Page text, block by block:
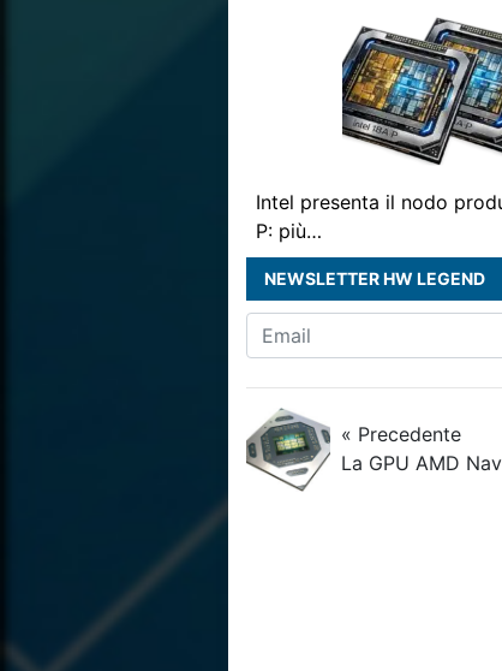
Intel presenta il nodo
P: più…
NEWSLETTER HW LEGEND
« Precedente